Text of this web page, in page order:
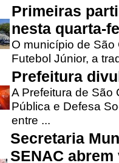
Primeiras
nesta quarta-
O município de
Futebol Júnior, a
Prefeitura
A Prefeitura de São
Pública e Defesa
entre ...
Secretaria
SENAC